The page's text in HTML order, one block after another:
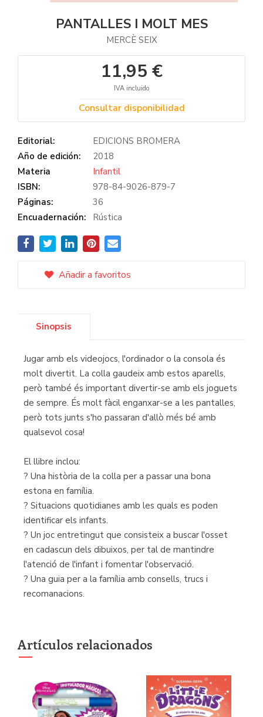
PANTALLES I MOLT MES
MERCÈ SEIX
11,95 €
IVA incluido
Consultar disponibilidad
Editorial:
EDICIONS BROMERA
Año de edición:
2018
Materia
Infantil
ISBN:
978-84-9026-879-7
Páginas:
36
Encuadernación:
Rústica
Añadir a favoritos
Sinopsis
Jugar amb els videojocs, l'ordinador o la consola és
molt divertit. La colla gaudeix amb estos aparells,
però també és important divertir-se amb els joguets
de sempre. És molt fàcil enganxar-se a les pantalles,
però tots junts s'ho passaran d'allò més bé amb
qualsevol cosa!
El llibre inclou:
? Una història de la colla per a passar una bona
estona en família.
? Situacions quotidianes amb les quals es poden
identificar els infants.
? Un joc entretingut que consisteix a buscar l'osset
en cadascun dels dibuixos, per tal de mantindre
l'atenció de l'infant i fomentar l'observació.
? Una guia per a la família amb consells, trucs i
recomanacions.
Artículos relacionados